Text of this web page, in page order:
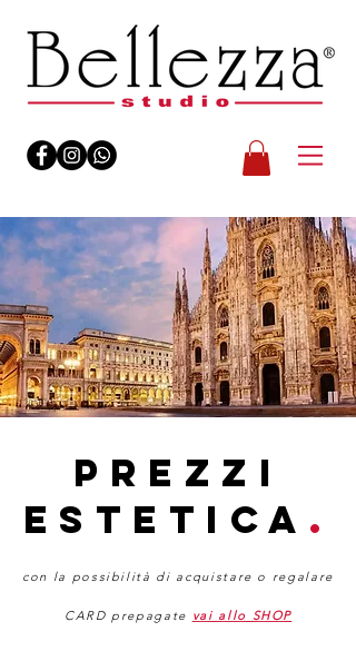
PREZZI
ESTETICA .
con la possibilità di acquistare o regalare
CARD prepagate vai allo SHOP